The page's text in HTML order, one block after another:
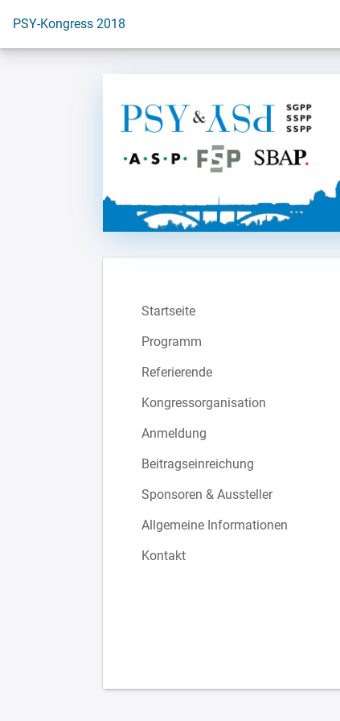
Zur Startseite
PSY-Kongress 2018
Startseite
Programm
Referierende
Kongressorganisation
Anmeldung
Beitragseinreichung
Sponsoren & Aussteller
Allgemeine Informationen
Kontakt